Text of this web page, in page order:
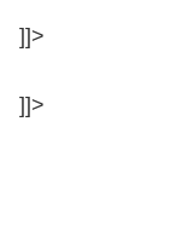
]]>
]]>